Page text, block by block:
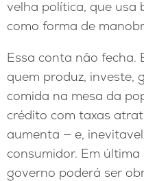
velha política, que usa
como forma de
Essa conta não fecha.
quem produz, investe,
comida na mesa da
crédito com taxas
aumenta — e,
consumidor. Em
governo poderá ser